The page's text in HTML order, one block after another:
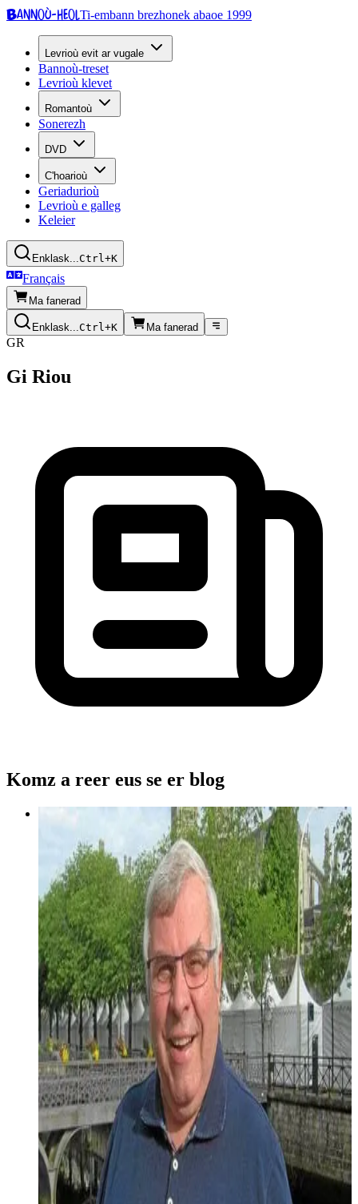
Bannoù-heolTi-embann brezhonek abaoe 1999
Levrioù evit ar vugale
Bannoù-treset
Levrioù klevet
Romantoù
Sonerezh
DVD
C'hoarioù
Geriadurioù
Levrioù e galleg
Keleier
Enklask...Ctrl+K
Français
Ma fanerad
Enklask...Ctrl+K Ma fanerad
GR
Gi Riou
Komz a reer eus se er blog
Keleier Breizh #7
Keleier Breizh gant Gi Riou
Diskouez muioc'h